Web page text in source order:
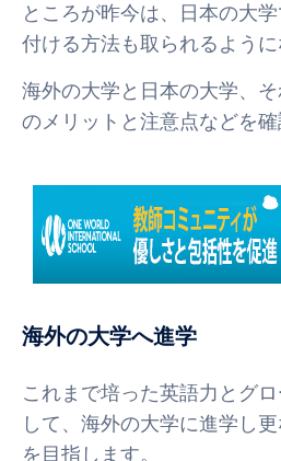
ところが昨今は、日本の大
付ける方法も取られるように
海外の大学と日本の大学、
のメリットと注意点などを確
海外の大学へ進学
これまで培った英語力とグ
して、海外の大学に進学し
を目指します。